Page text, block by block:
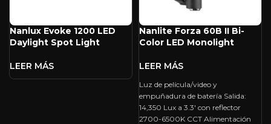
Nanlux Evoke 1200 LED
Daylight Spot Light
Nanlite Forza 60B II Bi-
Color LED Monolight
Luz de película/video y
empuñadura de batería Salida:
14,350 Lux a 3.3′ con reflector
2700-6500K CCT Alimentación